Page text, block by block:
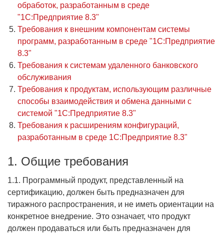
обработок, разработанным в среде
"1С:Предприятие 8.3"
Требования к внешним компонентам системы
программ, разработанным в среде "1С:Предприятие
8.3"
Требования к системам удаленного банковского
обслуживания
Требования к продуктам, использующим различные
способы взаимодействия и обмена данными с
системой "1С:Предприятие 8.3"
Требования к расширениям конфигураций,
разработанным в среде 1С:Предприятие 8.3"
1. Общие требования
1.1. Программный продукт, представленный на
сертификацию, должен быть предназначен для
тиражного распространения, и не иметь ориентации на
конкретное внедрение. Это означает, что продукт
должен продаваться или быть предназначен для